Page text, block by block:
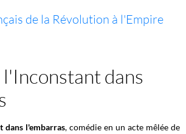
de la Révolution à l'Empire
l'Inconstant dans
dans l'embarras, comédie en un acte mêlée de